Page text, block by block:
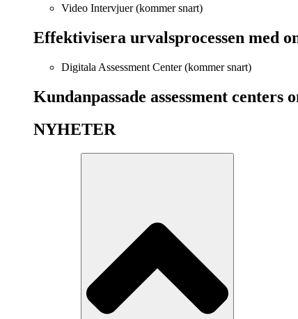
Video Intervjuer (kommer snart)
Effektivisera urvalsprocessen med
Digitala Assessment Center (kommer snart)
Kundanpassade assessment centers
NYHETER